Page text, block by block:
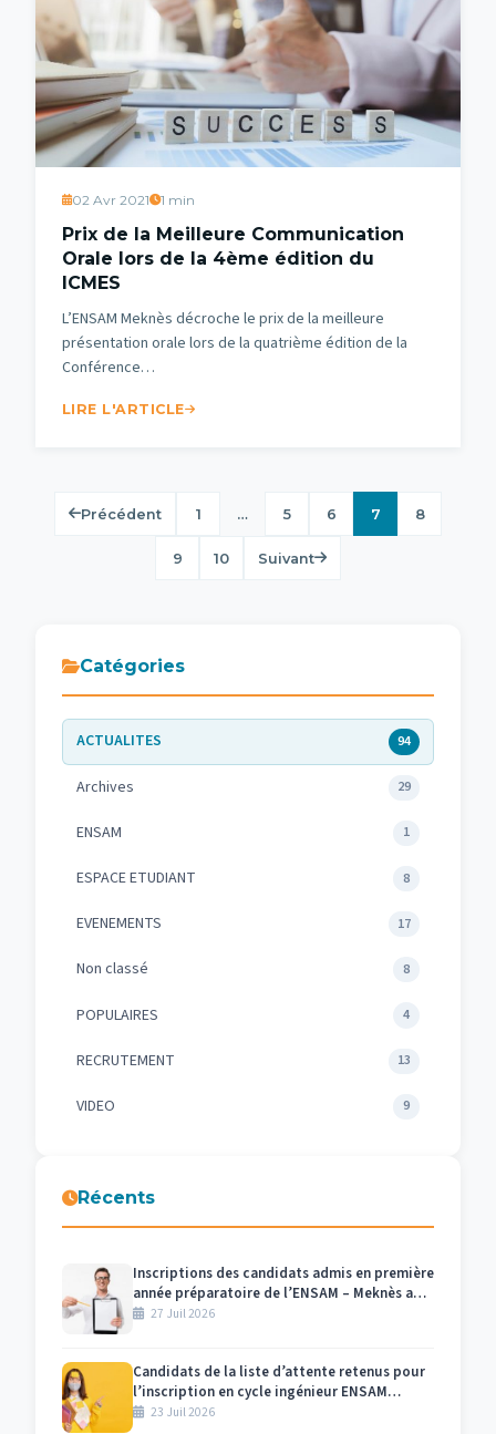
Catégories
ACTUALITES 94
Archives 29
ENSAM 1
ESPACE ETUDIANT 8
EVENEMENTS 17
Non classé 8
POPULAIRES 4
RECRUTEMENT 13
VIDEO 9
Récents
Inscriptions des candidats admis en première
année préparatoire de l’ENSAM – Meknès au
titre de l’année universitaire 2026/2027
27 Juil 2026
Candidats de la liste d’attente retenus pour
l’inscription en cycle ingénieur ENSAM
Meknès 2026-2027
23 Juil 2026
02 Avr 2021 1 min
Prix de la Meilleure Communication
Orale lors de la 4ème édition du
ICMES
L’ENSAM Meknès décroche le prix de la meilleure
présentation orale lors de la quatrième édition de la
Conférence…
LIRE L'ARTICLE
Pagination
Précédent 1 … 5 6 7 8
9 10 Suivant